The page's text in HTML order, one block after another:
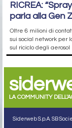
RICREA:
parla alla Gen Z
Oltre 6 milioni di
sui social network per
sul riciclo degli aerosol
LA COMMUNITY
Siderweb S.p.A. SB